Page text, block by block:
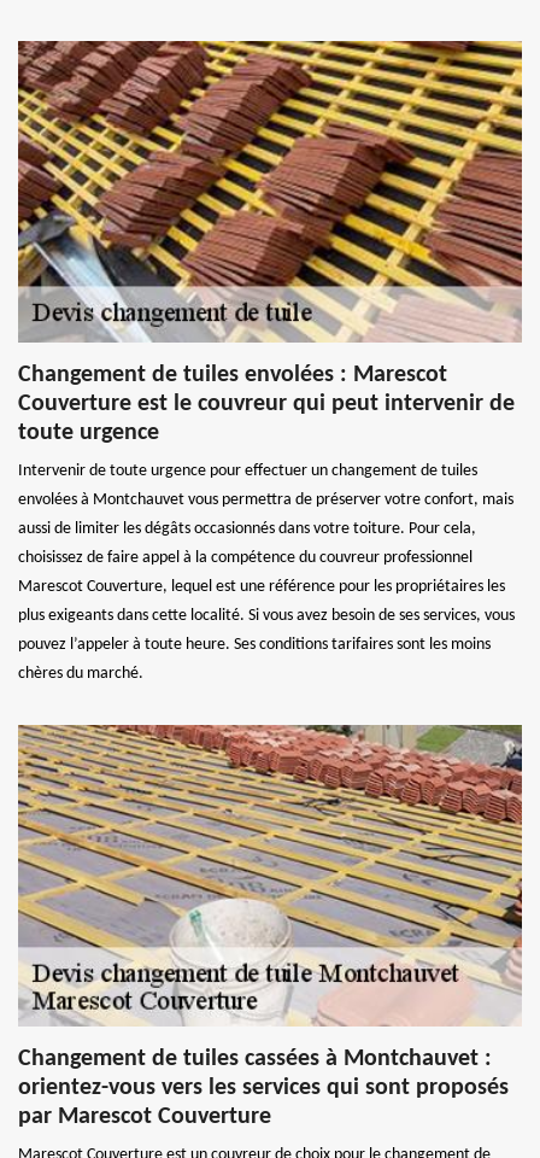
Changement de tuiles envolées : Marescot
Couverture est le couvreur qui peut intervenir de
toute urgence
Intervenir de toute urgence pour effectuer un changement de tuiles
envolées à Montchauvet vous permettra de préserver votre confort, mais
aussi de limiter les dégâts occasionnés dans votre toiture. Pour cela,
choisissez de faire appel à la compétence du couvreur professionnel
Marescot Couverture, lequel est une référence pour les propriétaires les
plus exigeants dans cette localité. Si vous avez besoin de ses services, vous
pouvez l’appeler à toute heure. Ses conditions tarifaires sont les moins
chères du marché.
Changement de tuiles cassées à Montchauvet :
orientez-vous vers les services qui sont proposés
par Marescot Couverture